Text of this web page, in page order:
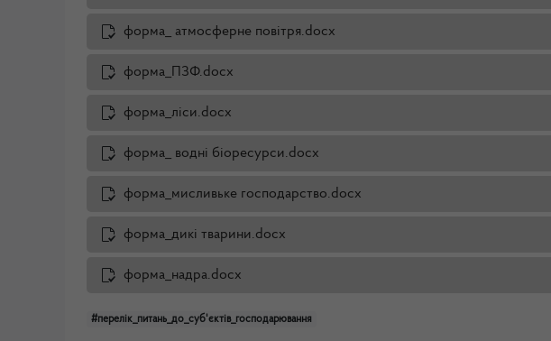
форма_ атмосферне повітря.docx
форма_ПЗФ.docx
форма_ліси.docx
форма_ водні біоресурси.docx
форма_мисливьке господарство.docx
форма_дикі тварини.docx
форма_надра.docx
#перелік_питань_до_суб'єктів_господарювання